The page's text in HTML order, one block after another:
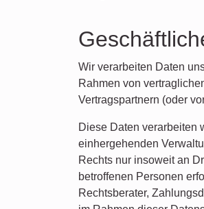
Wir verarbeiten Daten
Rahmen von
Vertragspartnern (oder
Diese Daten verarbeiten
einhergehenden
Rechts nur insoweit an
betroffenen Personen
Rechtsberater,